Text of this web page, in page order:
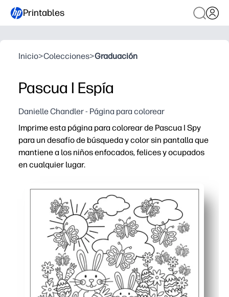
Printables
Inicio>Colecciones>Graduación
Pascua I Espía
Danielle Chandler - Página para colorear
Imprime esta página para colorear de Pascua I Spy
para un desafío de búsqueda y color sin pantalla que
mantiene a los niños enfocados, felices y ocupados
en cualquier lugar.
Configuración sin preparación: solo imprime y agrega
Compromiso doble: los niños cazan íconos de
Aprendizaje real disfrazado: construye la
Flexible para familias y maestros - perfecto para